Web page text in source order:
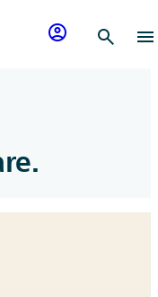
account_circle search menu